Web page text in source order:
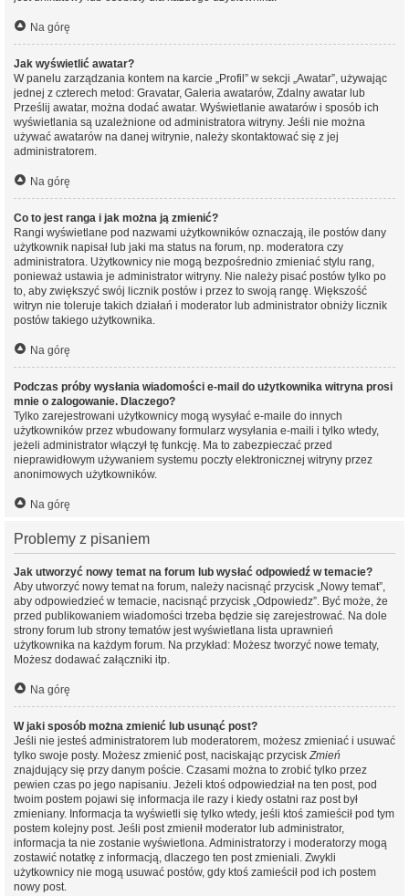
Na górę
Jak wyświetlić awatar?
W panelu zarządzania kontem na karcie „Profil” w sekcji „Awatar”, używając
jednej z czterech metod: Gravatar, Galeria awatarów, Zdalny awatar lub
Prześlij awatar, można dodać awatar. Wyświetlanie awatarów i sposób ich
wyświetlania są uzależnione od administratora witryny. Jeśli nie można
używać awatarów na danej witrynie, należy skontaktować się z jej
administratorem.
Na górę
Co to jest ranga i jak można ją zmienić?
Rangi wyświetlane pod nazwami użytkowników oznaczają, ile postów dany
użytkownik napisał lub jaki ma status na forum, np. moderatora czy
administratora. Użytkownicy nie mogą bezpośrednio zmieniać stylu rang,
ponieważ ustawia je administrator witryny. Nie należy pisać postów tylko po
to, aby zwiększyć swój licznik postów i przez to swoją rangę. Większość
witryn nie toleruje takich działań i moderator lub administrator obniży licznik
postów takiego użytkownika.
Na górę
Podczas próby wysłania wiadomości e-mail do użytkownika witryna prosi
mnie o zalogowanie. Dlaczego?
Tylko zarejestrowani użytkownicy mogą wysyłać e-maile do innych
użytkowników przez wbudowany formularz wysyłania e-maili i tylko wtedy,
jeżeli administrator włączył tę funkcję. Ma to zabezpieczać przed
nieprawidłowym używaniem systemu poczty elektronicznej witryny przez
anonimowych użytkowników.
Na górę
Problemy z pisaniem
Jak utworzyć nowy temat na forum lub wysłać odpowiedź w temacie?
Aby utworzyć nowy temat na forum, należy nacisnąć przycisk „Nowy temat”,
aby odpowiedzieć w temacie, nacisnąć przycisk „Odpowiedz”. Być może, że
przed publikowaniem wiadomości trzeba będzie się zarejestrować. Na dole
strony forum lub strony tematów jest wyświetlana lista uprawnień
użytkownika na każdym forum. Na przykład: Możesz tworzyć nowe tematy,
Możesz dodawać załączniki itp.
Na górę
W jaki sposób można zmienić lub usunąć post?
Jeśli nie jesteś administratorem lub moderatorem, możesz zmieniać i usuwać
tylko swoje posty. Możesz zmienić post, naciskając przyciskZmień
znajdujący się przy danym poście. Czasami można to zrobić tylko przez
pewien czas po jego napisaniu. Jeżeli ktoś odpowiedział na ten post, pod
twoim postem pojawi się informacja ile razy i kiedy ostatni raz post był
zmieniany. Informacja ta wyświetli się tylko wtedy, jeśli ktoś zamieścił pod tym
postem kolejny post. Jeśli post zmienił moderator lub administrator,
informacja ta nie zostanie wyświetlona. Administratorzy i moderatorzy mogą
zostawić notatkę z informacją, dlaczego ten post zmieniali. Zwykli
użytkownicy nie mogą usuwać postów, gdy ktoś zamieścił pod ich postem
nowy post.